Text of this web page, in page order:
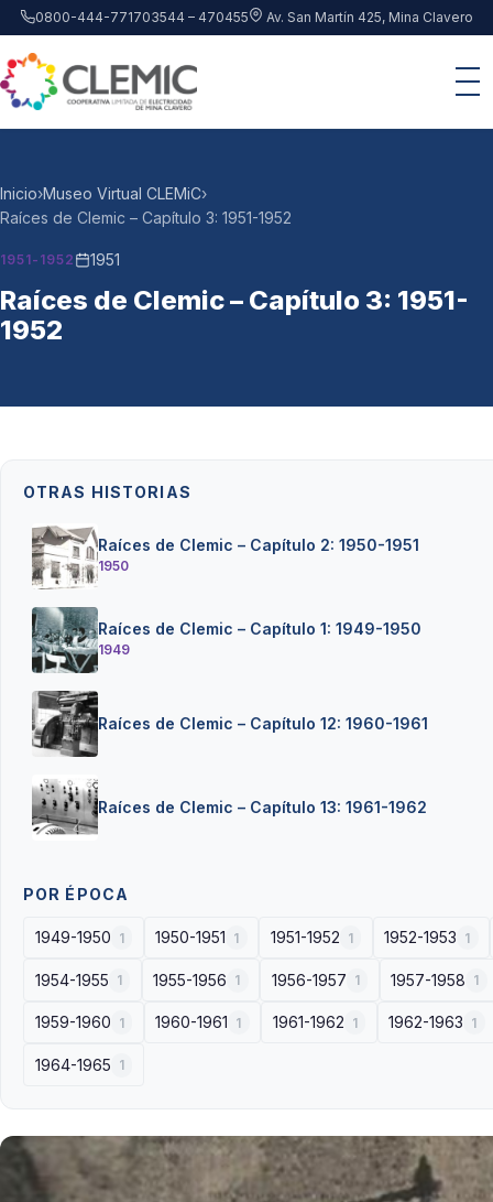
Saltar al contenido principal
0800-444-771703544 – 470455 Av. San Martín 425, Mina Clavero
Inicio›Museo Virtual CLEMiC›
Raíces de Clemic – Capítulo 3: 1951-1952
1951-1952 1951
Raíces de Clemic – Capítulo 3: 1951-
1952
OTRAS HISTORIAS
Raíces de Clemic – Capítulo 2: 1950-1951
1950
Raíces de Clemic – Capítulo 1: 1949-1950
1949
Raíces de Clemic – Capítulo 12: 1960-1961
Raíces de Clemic – Capítulo 13: 1961-1962
POR ÉPOCA
1949-1950 1 1950-1951 1 1951-1952 1 1952-1953 1
1954-1955 1 1955-1956 1 1956-1957 1 1957-1958 1
1959-1960 1 1960-1961 1 1961-1962 1 1962-1963 1
1964-1965 1